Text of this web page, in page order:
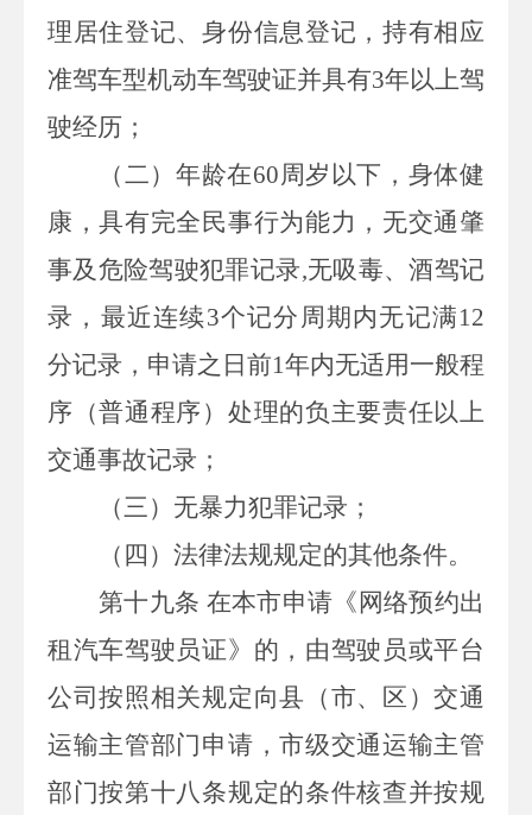
理居住登记、身份信息登记，持有相应
准驾车型机动车驾驶证并具有3年以上驾
驶经历；
（二）年龄在60周岁以下，身体健
康，具有完全民事行为能力，无交通肇
事及危险驾驶犯罪记录,无吸毒、酒驾记
录，最近连续3个记分周期内无记满12
分记录，申请之日前1年内无适用一般程
序（普通程序）处理的负主要责任以上
交通事故记录；
（三）无暴力犯罪记录；
（四）法律法规规定的其他条件。
第十九条 在本市申请《网络预约出
租汽车驾驶员证》的，由驾驶员或平台
公司按照相关规定向县（市、区）交通
运输主管部门申请，市级交通运输主管
部门按第十八条规定的条件核查并按规